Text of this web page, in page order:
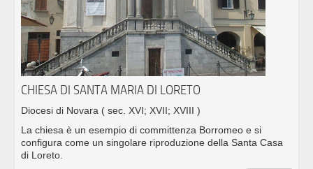
CHIESA DI SANTA MARIA DI LORETO
Diocesi di Novara ( sec. XVI; XVII; XVIII )
La chiesa è un esempio di committenza Borromeo e si
configura come un singolare riproduzione della Santa Casa
di Loreto.